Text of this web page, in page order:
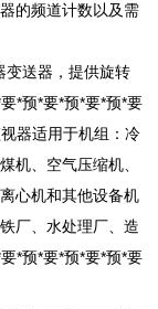
的频道计数以及需
变送器，提供旋转
*预*要*预*要*预*要
器适用于机组：冷
机、空气压缩机、
心机和其他设备机
厂、水处理厂、造
*预*要*预*要*预*要